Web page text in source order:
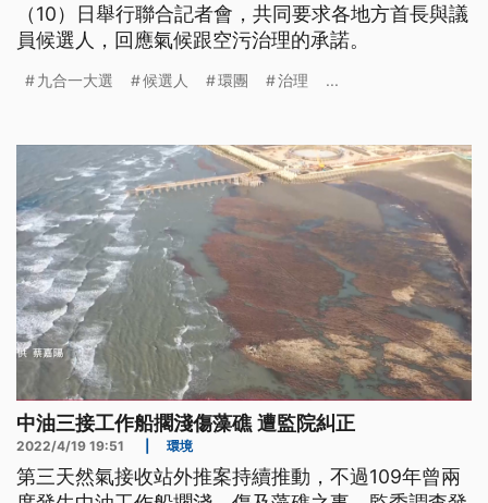
（10）日舉行聯合記者會，共同要求各地方首長與議
員候選人，回應氣候跟空污治理的承諾。
九合一大選 候選人 環團 治理 ...
中油三接工作船擱淺傷藻礁 遭監院糾正
2022/4/19 19:51 環境
第三天然氣接收站外推案持續推動，不過109年曾兩